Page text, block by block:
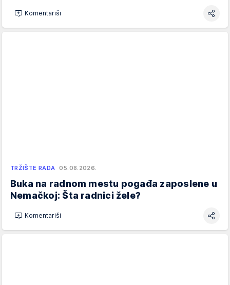
Komentariši
TRŽIŠTE RADA 05.08.2026.
Buka na radnom mestu pogađa zaposlene u
Nemačkoj: Šta radnici žele?
Komentariši